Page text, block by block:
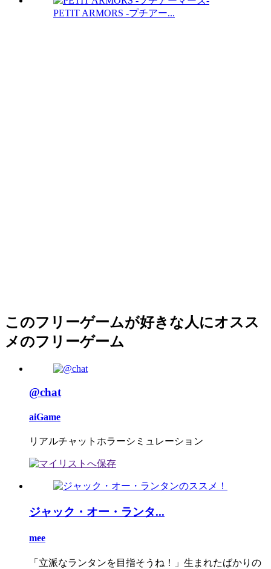
PETIT ARMORS -プチアー...
このフリーゲームが好きな人にオスス
メのフリーゲーム
@chat
aiGame
リアルチャットホラーシミュレーション
ジャック・オー・ランタ...
mee
「立派なランタンを目指そうね！」生まれたばかりの